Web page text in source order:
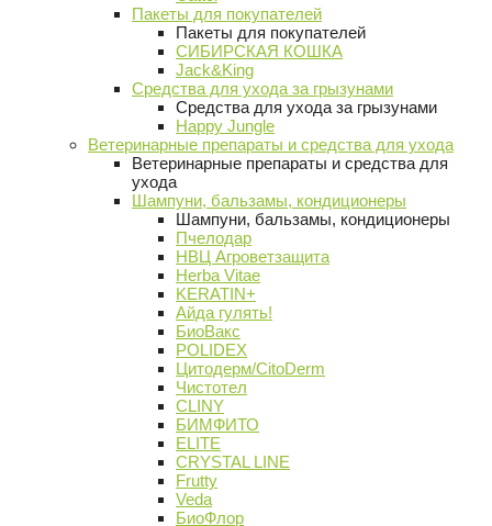
Пакеты для покупателей
Пакеты для покупателей
СИБИРСКАЯ КОШКА
Jack&King
Средства для ухода за грызунами
Средства для ухода за грызунами
Happy Jungle
Ветеринарные препараты и средства для ухода
Ветеринарные препараты и средства для
ухода
Шампуни, бальзамы, кондиционеры
Шампуни, бальзамы, кондиционеры
Пчелодар
НВЦ Агроветзащита
Herba Vitae
KERATIN+
Айда гулять!
БиоВакс
POLIDEX
Цитодерм/CitoDerm
Чистотел
CLINY
БИМФИТО
ELITE
CRYSTAL LINE
Frutty
Veda
БиоФлор